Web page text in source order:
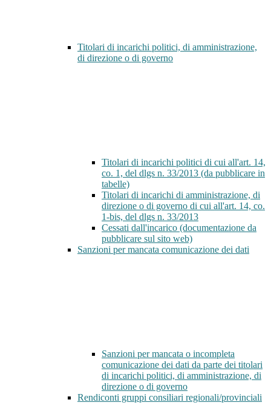
Titolari di incarichi politici, di amministrazione,
di direzione o di governo
Titolari di incarichi politici di cui all'art. 14,
co. 1, del dlgs n. 33/2013 (da pubblicare in
tabelle)
Titolari di incarichi di amministrazione, di
direzione o di governo di cui all'art. 14, co.
1-bis, del dlgs n. 33/2013
Cessati dall'incarico (documentazione da
pubblicare sul sito web)
Sanzioni per mancata comunicazione dei dati
Sanzioni per mancata o incompleta
comunicazione dei dati da parte dei titolari
di incarichi politici, di amministrazione, di
direzione o di governo
Rendiconti gruppi consiliari regionali/provinciali